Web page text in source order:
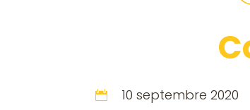
 10 septembre 2020